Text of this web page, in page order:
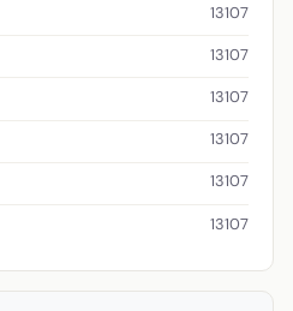
13107
13107
13107
13107
13107
13107